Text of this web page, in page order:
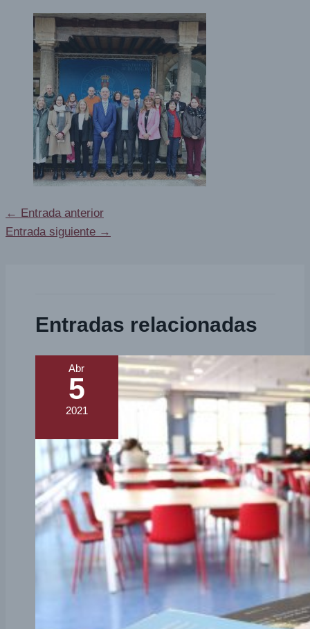
← Entrada anterior
Entrada siguiente →
Entradas relacionadas
Abr
5
2021